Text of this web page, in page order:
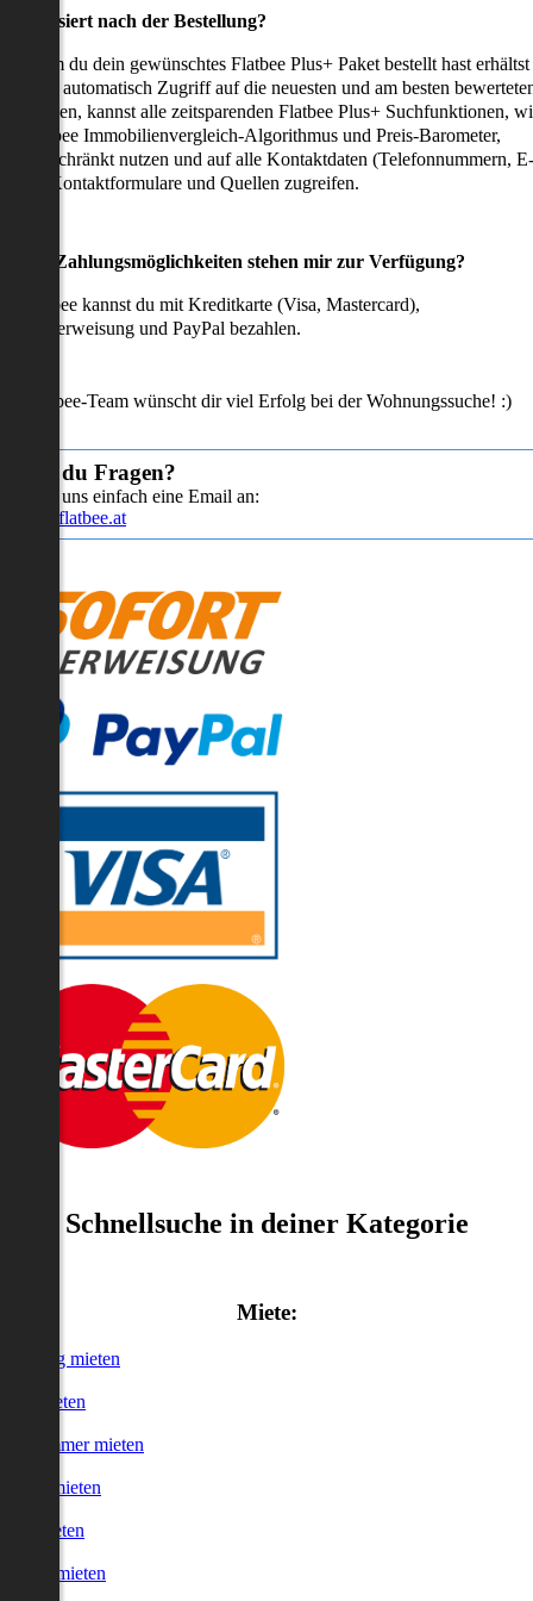
passiert nach der Bestellung?
du dein gewünschtes Flatbee Plus+ Paket bestellt hast erhältst
sofort automatisch Zugriff auf die neuesten und am besten
kannst alle zeitsparenden Flatbee Plus+ Suchfunktionen,
Flatbee Immobilienvergleich-Algorithmus und Preis-Barometer,
nutzen und auf alle Kontaktdaten (Telefonnummern, E-
Kontaktformulare und Quellen zugreifen.
Zahlungsmöglichkeiten stehen mir zur Verfügung?
Flatbee kannst du mit Kreditkarte (Visa, Mastercard),
und PayPal bezahlen.
Flatbee-Team wünscht dir viel Erfolg bei der Wohnungssuche! :)
Hast du Fragen?
Sende uns einfach eine Email an:
info@flatbee.at
Schnellsuche in deiner Kategorie
Miete:
mieten
mieten
Zimmer mieten
mieten
mieten